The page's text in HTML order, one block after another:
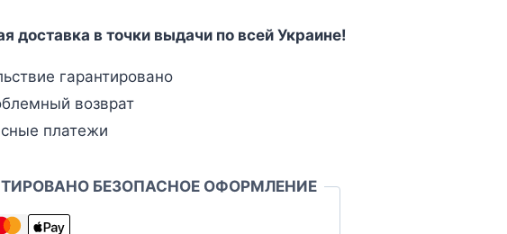
доставка в точки выдачи по всей Украине!
гарантировано
возврат
платежи
БЕЗОПАСНОЕ ОФОРМЛЕНИЕ